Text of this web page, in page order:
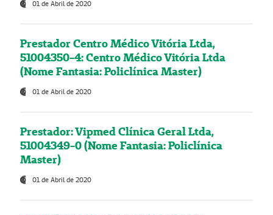
01 de Abril de 2020
Prestador Centro Médico Vitória Ltda,
51004350-4: Centro Médico Vitória Ltda
(Nome Fantasia: Policlínica Master)
01 de Abril de 2020
Prestador: Vipmed Clínica Geral Ltda,
51004349-0 (Nome Fantasia: Policlínica
Master)
01 de Abril de 2020